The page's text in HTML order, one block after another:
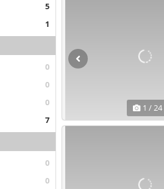
5
1
0
0
0
7
0
0
1 / 24